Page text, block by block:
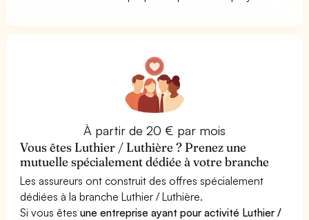
À partir de 20 € par mois
Vous êtes Luthier / Luthière ? Prenez une
mutuelle spécialement dédiée à votre branche
Les assureurs ont construit des offres spécialement
dédiées à la branche Luthier / Luthière.
Si vous êtesune entreprise ayant pour activité Luthier /